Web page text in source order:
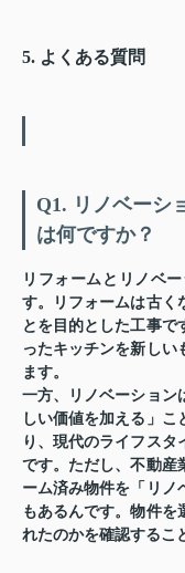
5. よくある質問
Q1. リノベーシ
は何ですか？
リフォームとリノベ
す。リフォームは古く
とを目的とした工事で
ったキッチンを新しい
ます。
一方、リノベーション
しい価値を加える」こ
り、現代のライフス
です。ただし、不動産
ーム済み物件を「リノ
もあるんです。物件を
れたのかを確認するこ